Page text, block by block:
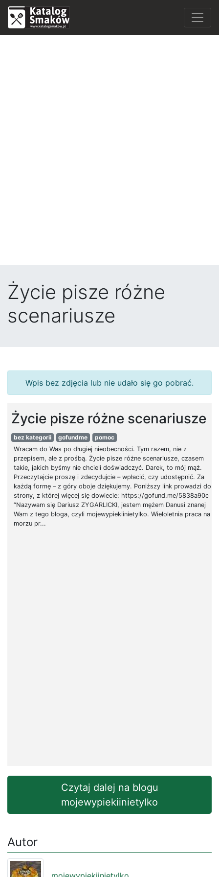
Życie pisze różne
scenariusze
Wpis bez zdjęcia lub nie udało się go pobrać.
Życie pisze różne scenariusze
bez kategorii gofundme
pomoc
Wracam do Was po długiej nieobecności. Tym razem, nie z
przepisem, ale z prośbą. Życie pisze różne scenariusze, czasem
takie, jakich byśmy nie chcieli doświadczyć. Darek, to mój mąż.
Przeczytajcie proszę i zdecydujcie – wpłacić, czy udostępnić. Za
każdą formę – z góry oboje dziękujemy. Poniższy link prowadzi do
strony, z której więcej się dowiecie: https://gofund.me/5838a90c
“Nazywam się Dariusz ZYGARLICKI, jestem mężem Danusi znanej
Wam z tego bloga, czyli mojewypiekiinietylko. Wieloletnia praca na
morzu pr...
Czytaj dalej na blogu
mojewypiekiinietylko
Autor